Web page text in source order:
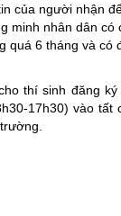
của người nhận
minh nhân dân có
quá 6 tháng và có
thí sinh đăng
17h30) vào